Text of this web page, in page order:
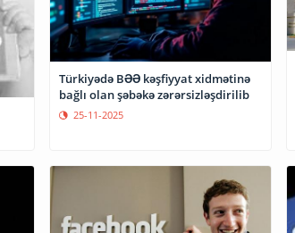
Türkiyədə BƏƏ kəşfiyyat xidmətinə
bağlı olan şəbəkə zərərsizləşdirilib
25-11-2025